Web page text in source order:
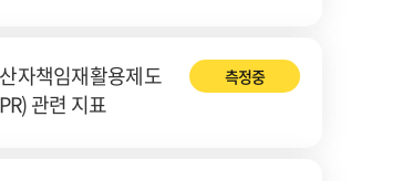
자책임재활용제도
관련 지표
측정중